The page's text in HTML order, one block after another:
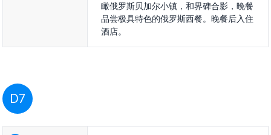
瞰俄罗斯贝加尔小镇，和界碑合影，晚餐
品尝极具特色的俄罗斯西餐。晚餐后入住
酒店。
D7